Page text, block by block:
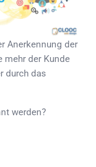
Anerkennung der
mehr der Kunde
durch das
werden?